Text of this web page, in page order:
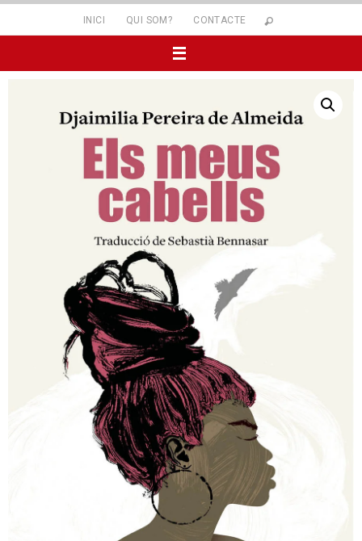
INICI QUI SOM? CONTACTE